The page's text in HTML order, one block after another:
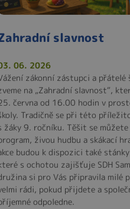
slavnost
06. 2026
zákonní zástupci a přátelé
na „Zahradní slavnost“,
června od 16.00 hodin v
Tradičně se při této
žáky 9. ročníku. Těšit se
živou hudbu a skákací
budou k dispozici také
s ochotou zajišťuje SDH
si pro Vás připravila milé
rádi, pokud přijdete a
odpoledne.